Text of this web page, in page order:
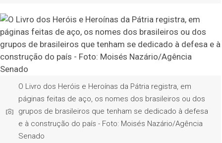
O Livro dos Heróis e Heroínas da Pátria registra, em
páginas feitas de aço, os nomes dos brasileiros ou dos
grupos de brasileiros que tenham se dedicado à defesa
e à construção do país - Foto: Moisés Nazário/Agência
Senado